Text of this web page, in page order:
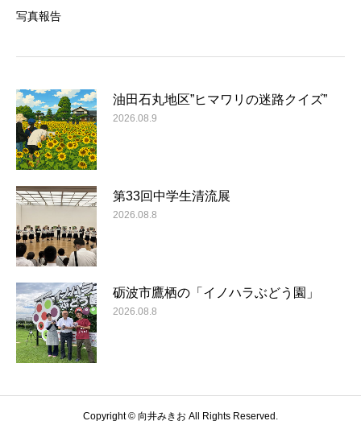
写真報告
油田石丸地区”ヒマワリの迷路クイズ”
2026.08.9
第33回中学生清流展
2026.08.8
砺波市鷹栖の「イノハラぶどう園」
2026.08.8
Copyright © 向井みきお All Rights Reserved.